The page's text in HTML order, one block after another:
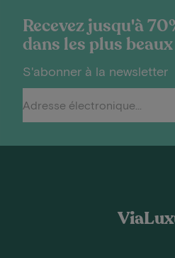
Recevez jusqu'à
dans les plus
S'abonner à la newsletter